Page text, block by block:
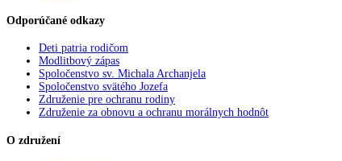
Odporúčané odkazy
Deti patria rodičom
Modlitbový zápas
Spoločenstvo sv. Michala Archanjela
Spoločenstvo svätého Jozefa
Združenie pre ochranu rodiny
Združenie za obnovu a ochranu morálnych hodnôt
O združení